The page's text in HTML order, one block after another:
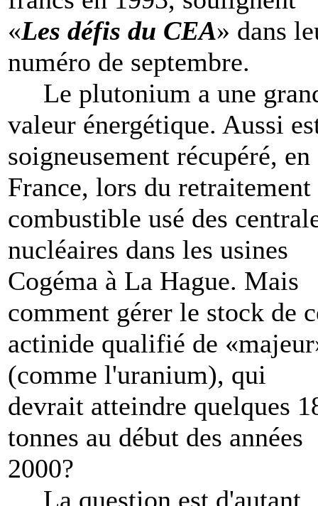
«Les défis du CEA» dans
numéro de septembre.
Le plutonium a une
valeur énergétique. Aussi
soigneusement récupéré, en
France, lors du retraitement
combustible usé des
nucléaires dans les usines
Cogéma à La Hague. Mais
comment gérer le stock de
actinide qualifié de
(comme l'uranium), qui
devrait atteindre quelques
tonnes au début des années
2000?
La question est d'autant